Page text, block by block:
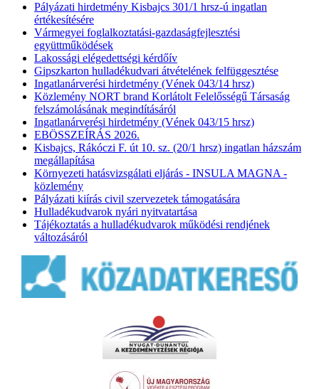
Pályázati hirdetmény Kisbajcs 301/1 hrsz-ú ingatlan
értékesítésére
Vármegyei foglalkoztatási-gazdaságfejlesztési
együttműködések
Lakossági elégedettségi kérdőív
Gipszkarton hulladékudvari átvételének felfüggesztése
Ingatlanárverési hirdetmény (Vének 043/14 hrsz)
Közlemény NORT brand Korlátolt Felelősségű Társaság
felszámolásának megindításáról
Ingatlanárverési hirdetmény (Vének 043/15 hrsz)
EBÖSSZEÍRÁS 2026.
Kisbajcs, Rákóczi F. út 10. sz. (20/1 hrsz) ingatlan házszám
megállapítása
Környezeti hatásvizsgálati eljárás - INSULA MAGNA -
közlemény
Pályázati kiírás civil szervezetek támogatására
Hulladékudvarok nyári nyitvatartása
Tájékoztatás a hulladékudvarok működési rendjének
változásáról